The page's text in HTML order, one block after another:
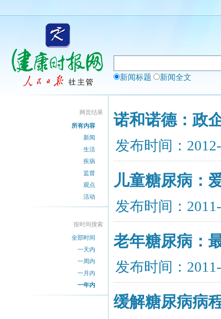
新闻标题 新闻全文
网页结果
所有内容
新闻
生活
疾病
监督
观点
活动
按时间搜索
全部时间
一天内
一周内
一月内
一年内
诺和诺德：政
发布时间：
儿童糖尿病：
发布时间：
老年糖尿病：
发布时间：
缓解糖尿病病